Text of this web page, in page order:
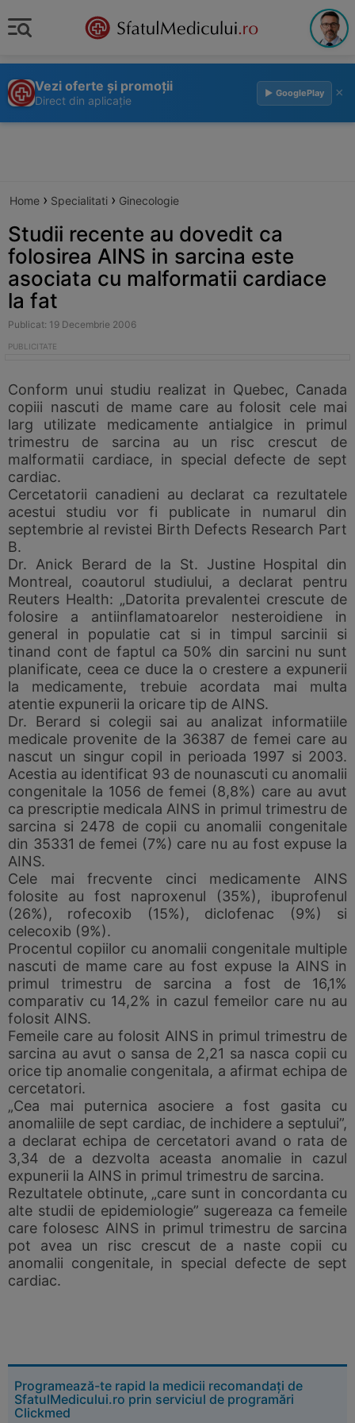
Vezi oferte și promoții
Direct din aplicație
▶ GooglePlay ×
Home › Specialitati › Ginecologie
Studii recente au dovedit ca
folosirea AINS in sarcina este
asociata cu malformatii cardiace
la fat
Publicat: 19 Decembrie 2006
Conform unui studiu realizat in Quebec, Canada
copiii nascuti de mame care au folosit cele mai
larg utilizate medicamente antialgice in primul
trimestru de sarcina au un risc crescut de
malformatii cardiace, in special defecte de sept
cardiac.
Cercetatorii canadieni au declarat ca rezultatele
acestui studiu vor fi publicate in numarul din
septembrie al revistei Birth Defects Research Part
B.
Dr. Anick Berard de la St. Justine Hospital din
Montreal, coautorul studiului, a declarat pentru
Reuters Health: „Datorita prevalentei crescute de
folosire a antiinflamatoarelor nesteroidiene in
general in populatie cat si in timpul sarcinii si
tinand cont de faptul ca 50% din sarcini nu sunt
planificate, ceea ce duce la o crestere a expunerii
la medicamente, trebuie acordata mai multa
atentie expunerii la oricare tip de AINS.
Dr. Berard si colegii sai au analizat informatiile
medicale provenite de la 36387 de femei care au
nascut un singur copil in perioada 1997 si 2003.
Acestia au identificat 93 de nounascuti cu anomalii
congenitale la 1056 de femei (8,8%) care au avut
ca prescriptie medicala AINS in primul trimestru de
sarcina si 2478 de copii cu anomalii congenitale
din 35331 de femei (7%) care nu au fost expuse la
AINS.
Cele mai frecvente cinci medicamente AINS
folosite au fost naproxenul (35%), ibuprofenul
(26%), rofecoxib (15%), diclofenac (9%) si
celecoxib (9%).
Procentul copiilor cu anomalii congenitale multiple
nascuti de mame care au fost expuse la AINS in
primul trimestru de sarcina a fost de 16,1%
comparativ cu 14,2% in cazul femeilor care nu au
folosit AINS.
Femeile care au folosit AINS in primul trimestru de
sarcina au avut o sansa de 2,21 sa nasca copii cu
orice tip anomalie congenitala, a afirmat echipa de
cercetatori.
„Cea mai puternica asociere a fost gasita cu
anomaliile de sept cardiac, de inchidere a septului”,
a declarat echipa de cercetatori avand o rata de
3,34 de a dezvolta aceasta anomalie in cazul
expunerii la AINS in primul trimestru de sarcina.
Rezultatele obtinute, „care sunt in concordanta cu
alte studii de epidemiologie” sugereaza ca femeile
care folosesc AINS in primul trimestru de sarcina
pot avea un risc crescut de a naste copii cu
anomalii congenitale, in special defecte de sept
cardiac.
Programează-te rapid la medicii recomandați de
SfatulMedicului.ro prin serviciul de programări
Clickmed